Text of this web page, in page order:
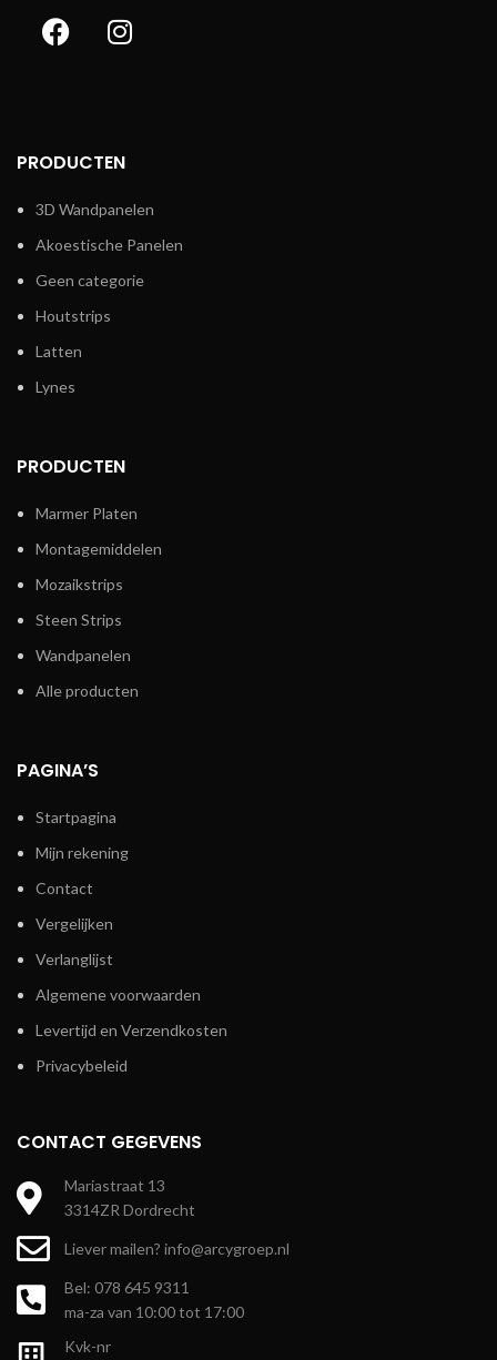
PRODUCTEN
3D Wandpanelen
Akoestische Panelen
Geen categorie
Houtstrips
Latten
Lynes
PRODUCTEN
Marmer Platen
Montagemiddelen
Mozaikstrips
Steen Strips
Wandpanelen
Alle producten
PAGINA’S
Startpagina
Mijn rekening
Contact
Vergelijken
Verlanglijst
Algemene voorwaarden
Levertijd en Verzendkosten
Privacybeleid
CONTACT GEGEVENS
Mariastraat 13
3314ZR Dordrecht
Liever mailen? info@arcygroep.nl
Bel: 078 645 9311
ma-za van 10:00 tot 17:00
Kvk-nr